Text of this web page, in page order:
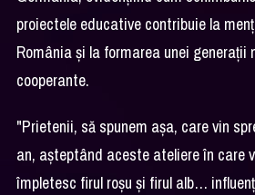
proiectele educative contribuie la
România și la formarea unei
cooperante.
"Prietenii, să spunem așa, care vin
an, așteptând aceste ateliere în care
împletesc firul roșu și firul alb…